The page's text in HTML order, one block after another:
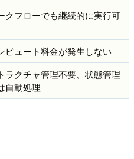
クフローでも継続的に実行可
ピュート料金が発生しない
ラクチャ管理不要、状態管理
自動処理